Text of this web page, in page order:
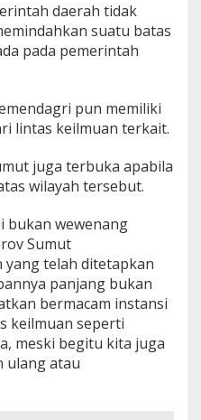
daerah tidak
suatu batas
pada pemerintah
pun memiliki
lintas keilmuan terkait.
juga terbuka apabila
wilayah tersebut.
bukan wewenang
Sumut
yang telah ditetapkan
panjang bukan
bermacam instansi
keilmuan seperti
meski begitu kita juga
ulang atau